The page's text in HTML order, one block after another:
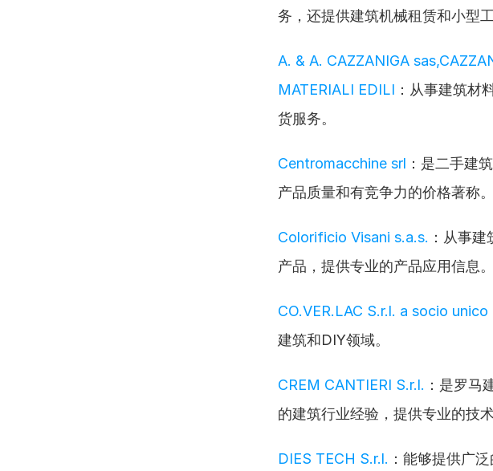
务，还提供建筑机械租赁和小型
A. & A. CAZZANIGA
MATERIALI EDILI ：从事建筑材
货服务。
Centromacchine srl ：是二手建
产品质量和有竞争力的价格著称。
Colorificio Visani s.a.s. ：从事
产品，提供专业的产品应用信息。
CO.VER.LAC S.r.l. a socio unico
建筑和DIY领域。
CREM CANTIERI S.r.l. ：是罗马
的建筑行业经验，提供专业的技术
DIES TECH S.r.l. ：能够提供广